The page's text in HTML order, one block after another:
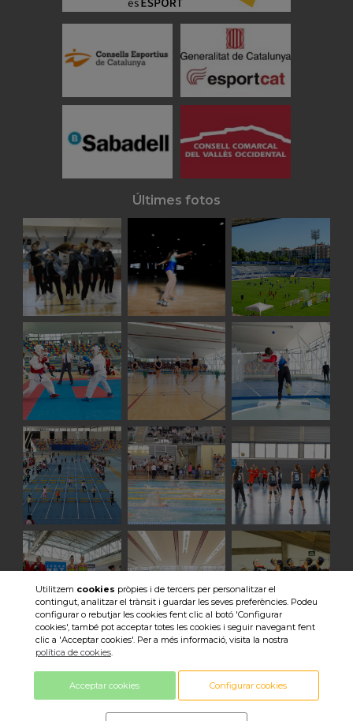
Últimes fotos
Veure totes les imatges
Utilitzem cookies pròpies i de tercers per personalitzar el
contingut, analitzar el trànsit i guardar les seves preferències. Podeu
configurar o rebutjar les cookies fent clic al botó 'Configurar
cookies', també pot acceptar totes les cookies i seguir navegant fent
clic a 'Acceptar cookies'. Per a més informació, visita la nostra
política de cookies.
Acceptar cookies Configurar cookies